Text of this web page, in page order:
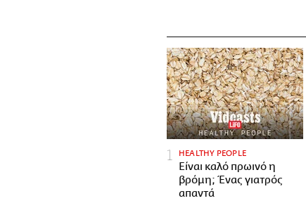
HEALTHY PEOPLE
Είναι καλό πρωινό η
βρόμη; Ένας γιατρός
απαντά